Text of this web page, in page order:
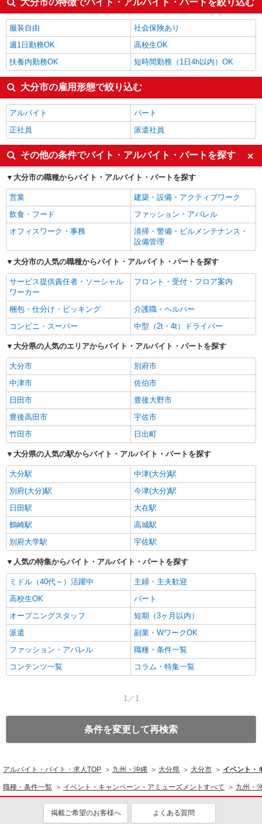
栄養士・管理栄養士 1,300円
インストラクター1,250円
大分市の他の職種の平均時給を見る
大分市の特徴でバイト・アルバイト・パートを絞り込む
服装自由
社会保険あり
週1日勤務OK
高校生OK
扶養内勤務OK
短時間勤務（1日4h以内）OK
大分市の雇用形態で絞り込む
アルバイト
パート
正社員
派遣社員
その他の条件でバイト・アルバイト・パートを探す
大分市の職種からバイト・アルバイト・パートを探す
営業
建築・設備・アクティブワーク
飲食・フード
ファッション・アパレル
オフィスワーク・事務
清掃・警備・ビルメンテナンス・
設備管理
大分市の人気の職種からバイト・アルバイト・パートを探す
サービス提供責任者・ソーシャル
ワーカー
フロント・受付・フロア案内
梱包・仕分け・ピッキング
介護職・ヘルパー
コンビニ・スーパー
中型（2t・4t）ドライバー
大分県の人気のエリアからバイト・アルバイト・パートを探す
大分市
別府市
中津市
佐伯市
日田市
豊後大野市
豊後高田市
宇佐市
竹田市
日出町
大分県の人気の駅からバイト・アルバイト・パートを探す
大分駅
中津(大分)駅
別府(大分)駅
今津(大分)駅
日田駅
大在駅
鶴崎駅
高城駅
別府大学駅
宇佐駅
人気の特集からバイト・アルバイト・パートを探す
ミドル（40代～）活躍中
主婦・主夫歓迎
高校生OK
パート
オープニングスタッフ
短期（3ヶ月以内）
派遣
副業・WワークOK
ファッション・アパレル
職種・条件一覧
コンテンツ一覧
コラム・特集一覧
1／1
条件を変更して再検索
アルバイト・バイト・求人TOP 九州・沖縄 大分県 大分市 イベント・
職種・条件一覧 イベント・キャンペーン・アミューズメントすべて 九州・
掲載ご希望のお客様へ よくある質問